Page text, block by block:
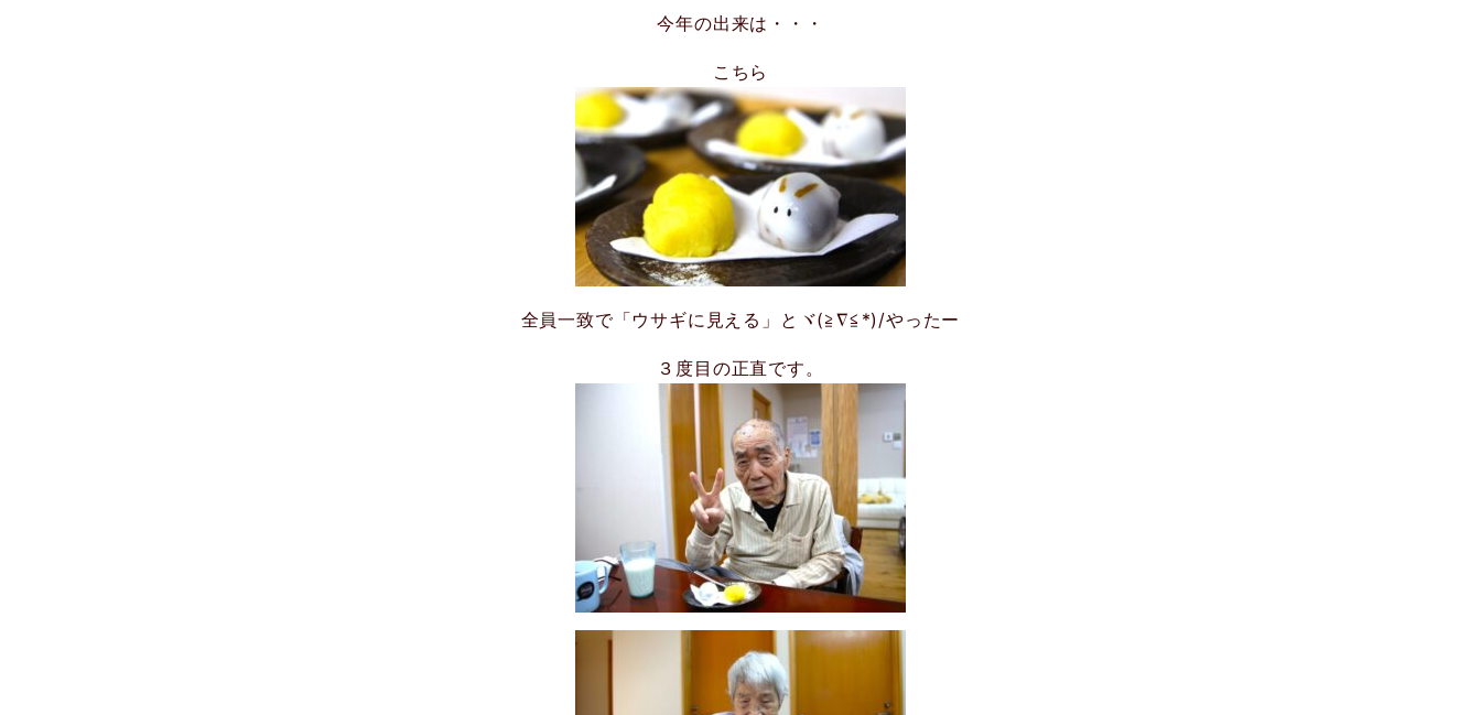
今年の出来は・・・
こちら
全員一致で「ウサギに見える」とヾ(≧∇≦*)/やったー
３度目の正直です。